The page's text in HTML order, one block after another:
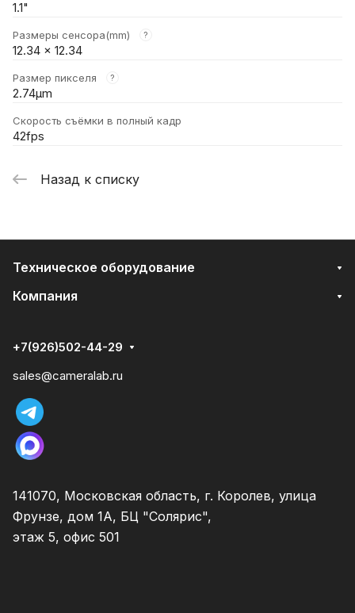
1.1"
Размеры сенсора(mm) ?
12.34 x 12.34
Размер пикселя ?
2.74μm
Скорость съёмки в полный кадр
42fps
Назад к списку
Техническое оборудование
Компания
+7(926)502-44-29
sales@cameralab.ru
141070, Московская область, г. Королев, улица
Фрунзе, дом 1А, БЦ "Солярис",
этаж 5, офис 501